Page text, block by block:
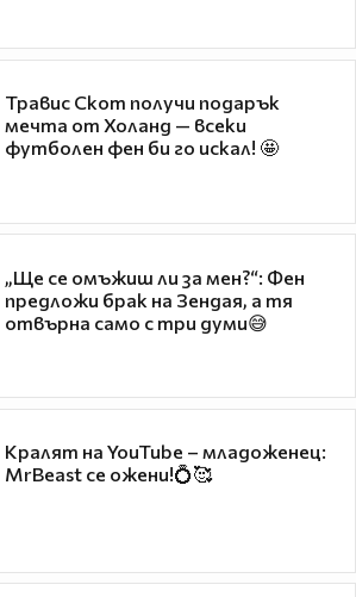
Травис Скот получи подарък
мечта от Холанд — всеки
футболен фен би го искал! 🤩
„Ще се омъжиш ли за мен?“: Фен
предложи брак на Зендая, а тя
отвърна само с три думи😅
Кралят на YouTube – младоженец:
MrBeast се ожени!💍🥰